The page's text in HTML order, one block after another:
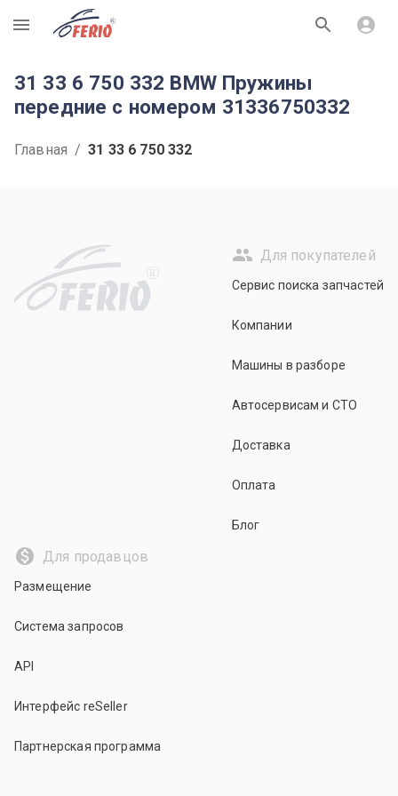
R
31 33 6 750 332 BMW Пружины
передние с номером 31336750332
Главная / 31 33 6 750 332
R
Для покупателей
Сервис поиска запчастей
Компании
Машины в разборе
Автосервисам и СТО
Доставка
Оплата
Блог
Для продавцов
Размещение
Система запросов
API
Интерфейс reSeller
Партнерская программа